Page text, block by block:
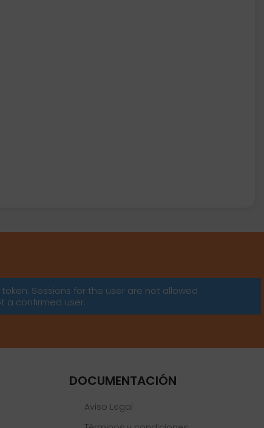
Sessions for the user are not allowed
a confirmed user.
DOCUMENTACIÓN
Aviso Legal